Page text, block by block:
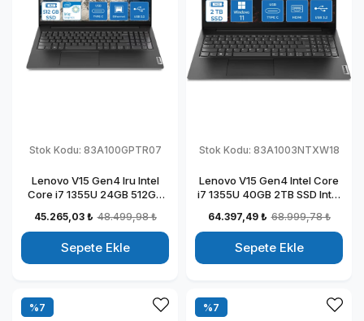
Stok Kodu: 83A100GPTR07
Lenovo V15 Gen4 Iru Intel
Core i7 1355U 24GB 512GB
Taşınabilir Dizüstü Bilgisayar
883A100GPTR07
45.265,03 ₺ 48.499,98 ₺
Sepete Ekle
Stok Kodu: 83A1003NTXW18
Lenovo V15 Gen4 Intel Core
i7 1355U 40GB 2TB SSD Intel
15.6" Fhd Taşınabilir
Bilgisayar 83A1003NTXW18
64.397,49 ₺ 68.999,78 ₺
Sepete Ekle
%7 %7